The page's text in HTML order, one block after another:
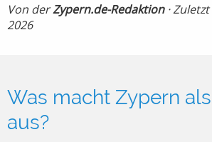
Von derZypern.de-Redaktion·
2026
Was macht Zypern
aus?